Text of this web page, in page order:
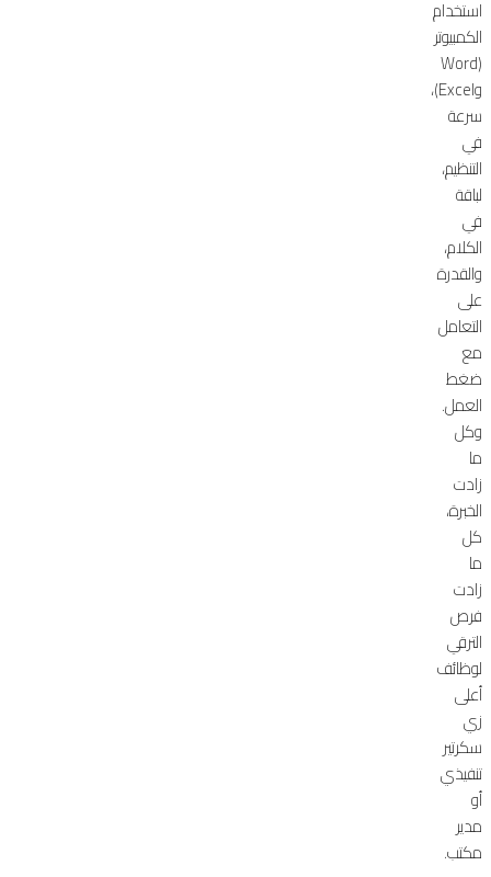
استخدام
الكمبيوتر
(Word
وExcel)،
سرعة
في
التنظيم،
لباقة
في
الكلام،
والقدرة
على
التعامل
مع
ضغط
العمل.
وكل
ما
زادت
الخبرة،
كل
ما
زادت
فرص
الترقي
لوظائف
أعلى
زي
سكرتير
تنفيذي
أو
مدير
مكتب.